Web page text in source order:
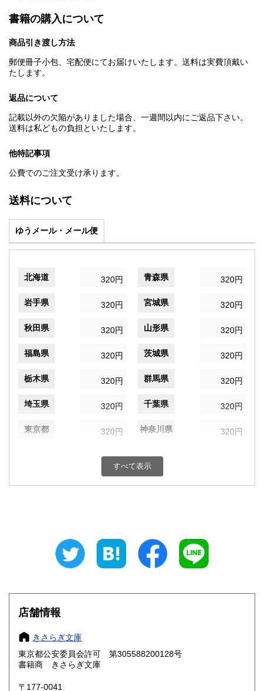
書籍の購入について
商品引き渡し方法
郵便冊子小包、宅配便にてお届けいたします。送料は実費頂戴い
たします。
返品について
記載以外の欠陥がありました場合、一週間以内にご返品下さい。
送料は私どもの負担といたします。
他特記事項
公費でのご注文受け承ります。
送料について
ゆうメール・メール便
北海道 320円 青森県 320円
岩手県 320円 宮城県 320円
秋田県 320円 山形県 320円
福島県 320円 茨城県 320円
栃木県 320円 群馬県 320円
埼玉県 320円 千葉県 320円
東京都 320円 神奈川県 320円
320円 富山県
320円 三重県
大阪府
奈良県
鳥取県 320円 島根県
岡山県
すべて表示
店舗情報
きさらぎ文庫
東京都公安委員会許可 第305588200128号
書籍商 きさらぎ文庫
〒177-0041